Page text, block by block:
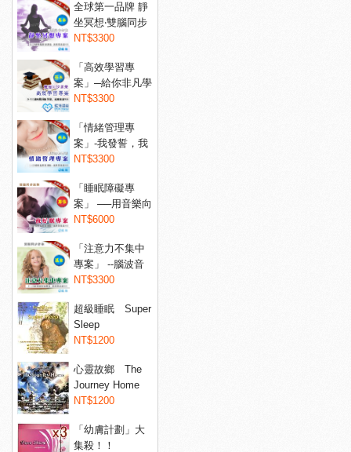
全球第一品牌 靜
坐冥想‧雙腦同步
音...
NT$3300
「高效學習專
案」─給你非凡學
習力！...
NT$3300
「情緒管理專
案」-我發誓，我
不會亂...
NT$3300
「睡眠障礙專
案」 ──用音樂向
睡眠...
NT$6000
「注意力不集中
專案」 --腦波音
樂專...
NT$3300
超級睡眠 Super
Sleep
NT$1200
心靈故鄉 The
Journey Home
NT$1200
「幼膚計劃」大
集殺！！